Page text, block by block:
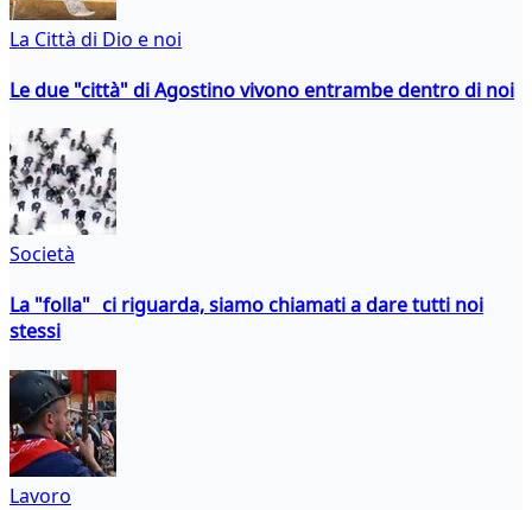
La Città di Dio e noi
Le due "città" di Agostino vivono entrambe dentro di noi
Società
La "folla" ci riguarda, siamo chiamati a dare tutti noi
stessi
Lavoro